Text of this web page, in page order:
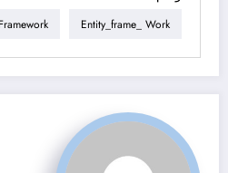
Entity_frame_ Work
Framework